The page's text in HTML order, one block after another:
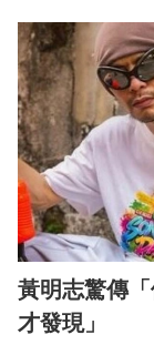
黃明志驚傳
才發現」